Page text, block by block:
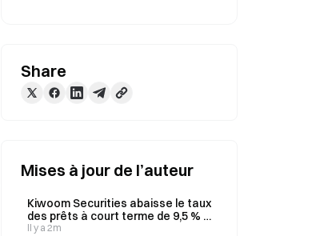
Share
Mises à jour de l’auteur
Kiwoom Securities abaisse le taux
des prêts à court terme de 9,5 % à
7,95 %, à compter du 14 août
Il y a 2m